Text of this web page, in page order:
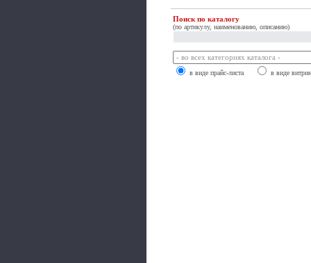
Поиск по каталогу
(по артикулу, наименованию, описанию)
в виде прайс-листа в виде